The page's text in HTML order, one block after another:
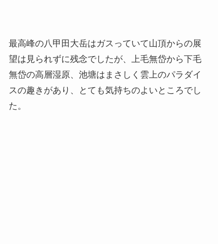
最高峰の八甲田大岳はガスっていて山頂からの展
望は見られずに残念でしたが、上毛無岱から下毛
無岱の高層湿原、池塘はまさしく雲上のパラダイ
スの趣きがあり、とても気持ちのよいところでし
た。